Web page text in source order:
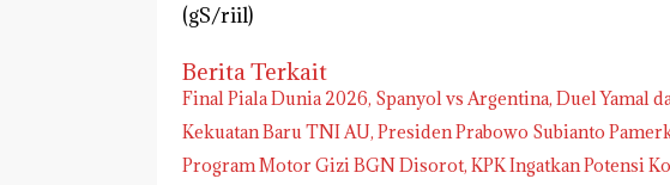
(gS/riil)
Berita Terkait
Final Piala Dunia 2026, Spanyol vs Argentina, Duel Yamal
Kekuatan Baru TNI AU, Presiden Prabowo Subianto
Program Motor Gizi BGN Disorot, KPK Ingatkan Potensi